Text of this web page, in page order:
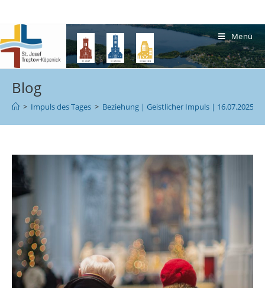
Menü
Blog
> Impuls des Tages > Beziehung | Geistlicher Impuls | 16.07.2025